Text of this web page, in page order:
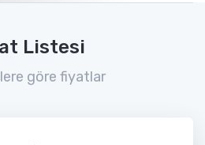
Listesi
göre fiyatlar